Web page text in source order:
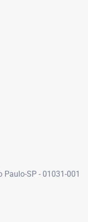
Paulo-SP - 01031-001